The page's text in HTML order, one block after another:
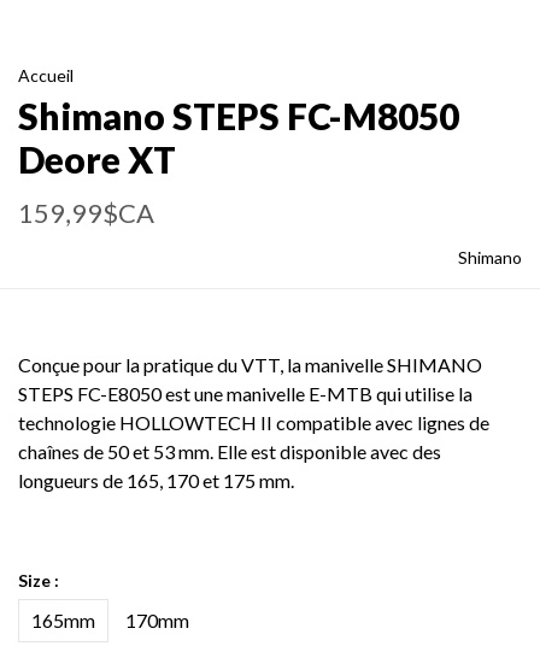
Accueil
Shimano STEPS FC-M8050
Deore XT
159,99$CA
Shimano
Conçue pour la pratique du VTT, la manivelle SHIMANO
STEPS FC-E8050 est une manivelle E-MTB qui utilise la
technologie HOLLOWTECH II compatible avec lignes de
chaînes de 50 et 53 mm. Elle est disponible avec des
longueurs de 165, 170 et 175 mm.
Size :
165mm 170mm